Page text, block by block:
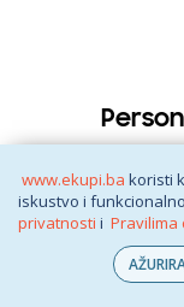
www.ekupi.ba koristi
iskustvo i
privatnosti i Pravilima
One
One UI